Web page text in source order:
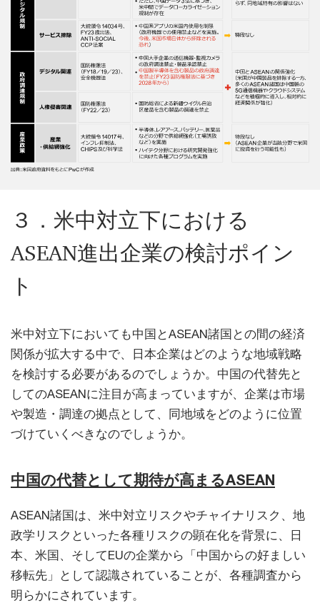
３．米中対立下における
ASEAN進出企業の検討ポイン
ト
米中対立下においても中国とASEAN諸国との間の経済
関係が拡大する中で、日本企業はどのような地域戦略
を検討する必要があるのでしょうか。中国の代替先と
してのASEANに注目が高まっていますが、企業は市場
や製造・調達の拠点として、同地域をどのように位置
づけていくべきなのでしょうか。
中国の代替として期待が高まるASEAN
ASEAN諸国は、米中対立リスクやチャイナリスク、地
政学リスクといった各種リスクの顕在化を背景に、日
本、米国、そしてEUの企業から「中国からの好ましい
移転先」として認識されていることが、各種調査から
明らかにされています。